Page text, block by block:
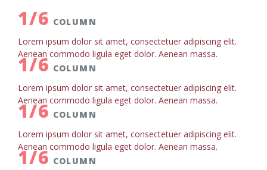
1/6 COLUMN
Lorem ipsum dolor sit amet, consectetuer adipiscing elit.
Aenean commodo ligula eget dolor. Aenean massa.
1/6 COLUMN
Lorem ipsum dolor sit amet, consectetuer adipiscing elit.
Aenean commodo ligula eget dolor. Aenean massa.
1/6 COLUMN
Lorem ipsum dolor sit amet, consectetuer adipiscing elit.
Aenean commodo ligula eget dolor. Aenean massa.
1/6 COLUMN